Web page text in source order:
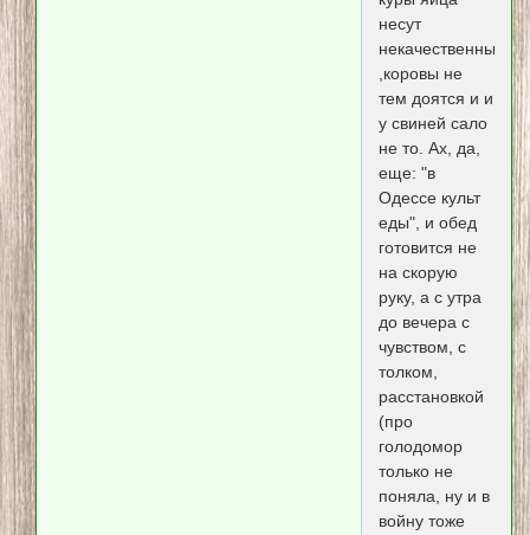
несут
некачественные
,коровы не
тем доятся и и
у свиней сало
не то. Ах, да,
еще: "в
Одессе культ
еды", и обед
готовится не
на скорую
руку, а с утра
до вечера с
чувством, с
толком,
расстановкой
(про
голодомор
только не
поняла, ну и в
войну тоже